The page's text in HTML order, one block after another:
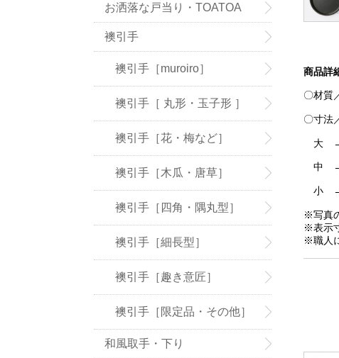
商品詳
〇材質
〇寸法
大 →
中 →
小 →
※写真
※表示
※職人
お洒落な戸当り・TOATOA
襖引手
襖引手［muroiro］
襖引手［ 丸形・玉子形 ］
襖引手［花・梅など］
襖引手［木瓜・唐草］
襖引手［四角・隅丸型］
襖引手［細長型］
襖引手［趣き意匠］
襖引手［限定品・その他］
和風取手・下り